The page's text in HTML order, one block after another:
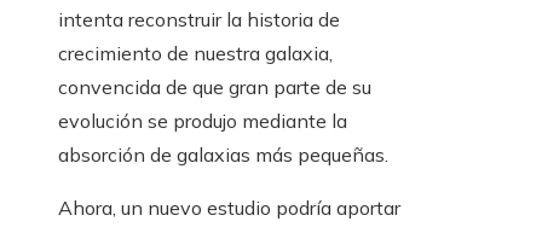
intenta reconstruir la historia de
crecimiento de nuestra galaxia,
convencida de que gran parte de su
evolución se produjo mediante la
absorción de galaxias más pequeñas.
Ahora, un nuevo estudio podría aportar